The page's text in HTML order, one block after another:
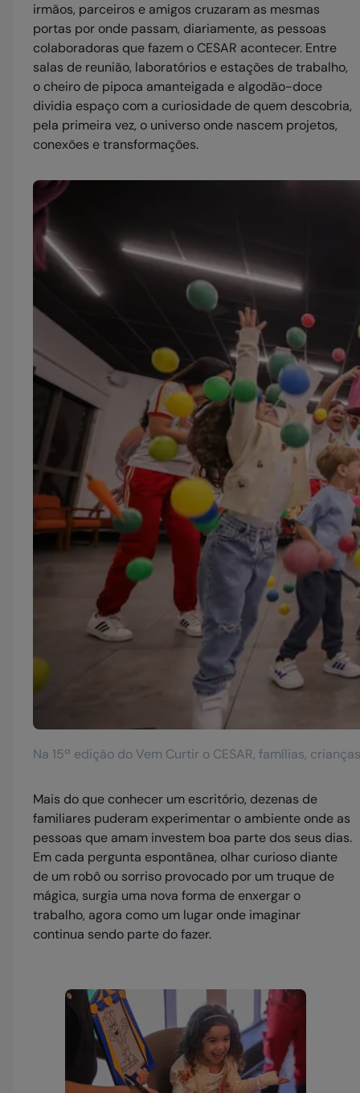
irmãos, parceiros e amigos cruzaram as mesmas
portas por onde passam, diariamente, as pessoas
colaboradoras que fazem o CESAR acontecer. Entre
salas de reunião, laboratórios e estações de trabalho,
o cheiro de pipoca amanteigada e algodão-doce
dividia espaço com a curiosidade de quem descobria,
pela primeira vez, o universo onde nascem projetos,
conexões e transformações.
Na 15ª edição do Vem Curtir o CESAR, famílias,
Mais do que conhecer um escritório, dezenas de
familiares puderam experimentar o ambiente onde as
pessoas que amam investem boa parte dos seus dias.
Em cada pergunta espontânea, olhar curioso diante
de um robô ou sorriso provocado por um truque de
mágica, surgia uma nova forma de enxergar o
trabalho, agora como um lugar onde imaginar
continua sendo parte do fazer.